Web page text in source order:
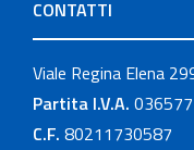
CONTATTI
Viale Regina Elena
Partita I.V.A.
C.F. 80211730587